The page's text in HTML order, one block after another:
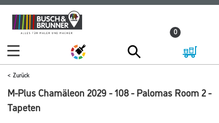
Zum
Inhalt
Zum
Navigationsmenü
0
Zurück
M-Plus Chamäleon 2029 - 108 - Palomas Room 2 -
Tapeten